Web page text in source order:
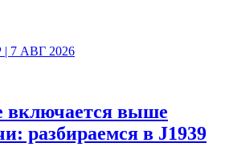
АВГ 2026
выше
разбираемся в J1939